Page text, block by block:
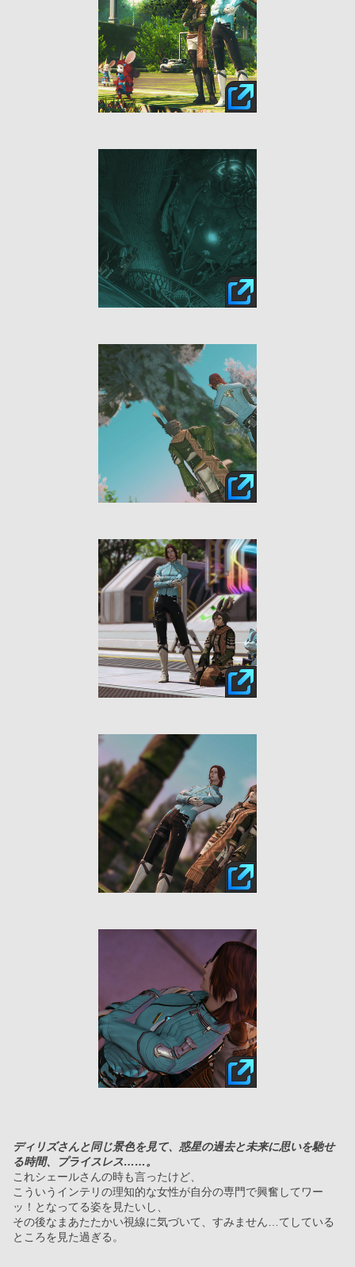
ディリズさんと同じ景色を見て、惑星の過去と未来に思いを馳せ
る時間、プライスレス……。
これシェールさんの時も言ったけど、
こういうインテリの理知的な女性が自分の専門で興奮してワー
ッ！となってる姿を見たいし、
その後なまあたたかい視線に気づいて、すみません…てしている
ところを見た過ぎる。